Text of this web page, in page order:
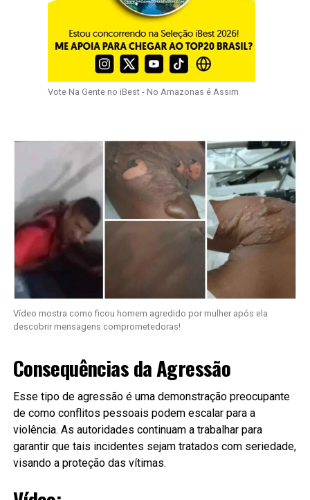
Vote Na Gente no iBest - No Amazonas é Assim
Vídeo mostra como ficou homem agredido por mulher após ela
descobrir mensagens comprometedoras!
Consequências da Agressão
Esse tipo de agressão é uma demonstração preocupante
de como conflitos pessoais podem escalar para a
violência. As autoridades continuam a trabalhar para
garantir que tais incidentes sejam tratados com seriedade,
visando a proteção das vítimas.